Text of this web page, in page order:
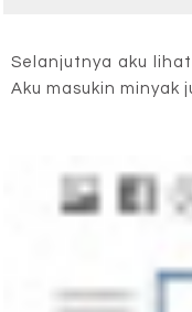
Selanjutnya aku
Aku masukin minyak